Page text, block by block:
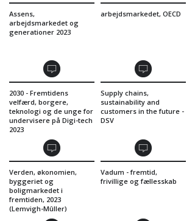
Assens,
arbejdsmarkedet og
generationer 2023
arbejdsmarkedet, OECD
2030 - Fremtidens
velfærd, borgere,
teknologi og de unge for
undervisere på Digi-tech
2023
Supply chains,
sustainability and
customers in the future -
DSV
Verden, økonomien,
byggeriet og
boligmarkedet i
fremtiden, 2023
(Lemvigh-Mûller)
Vadum - fremtid,
frivillige og fællesskab